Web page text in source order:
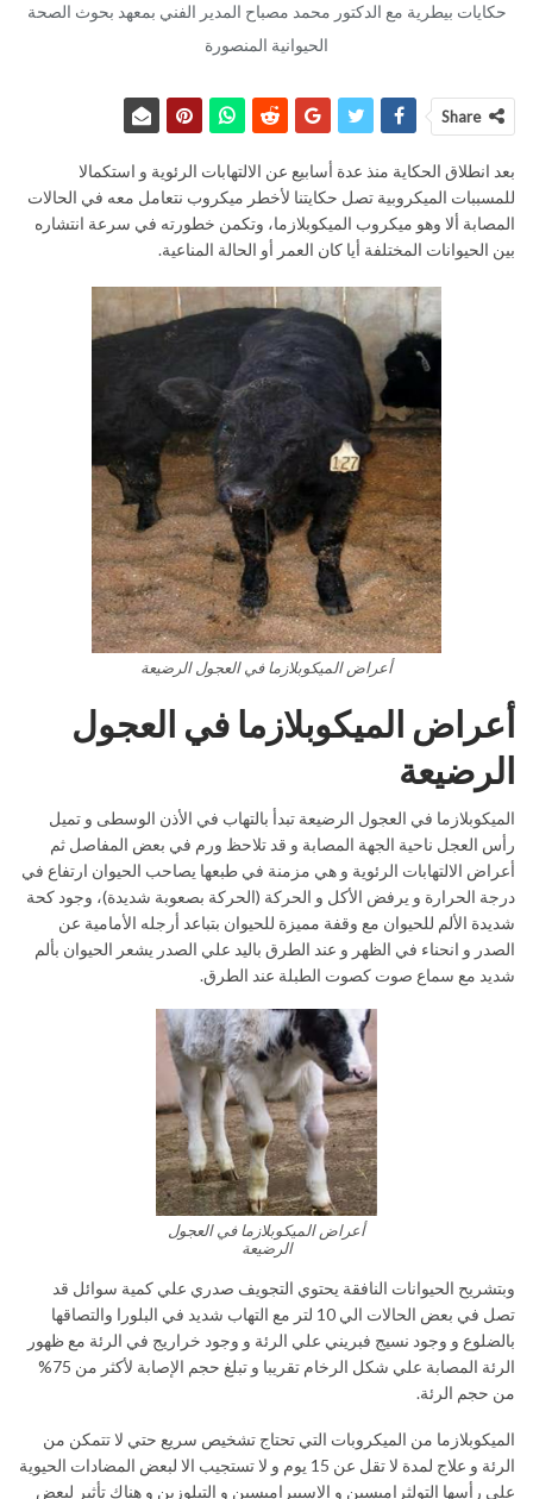
حكايات بيطرية مع الدكتور محمد مصباح المدير الفني بمعهد بحوث الصحة
الحيوانية المنصورة
Share
بعد انطلاق الحكاية منذ عدة أسابيع عن الالتهابات الرئوية و استكمالا
للمسببات الميكروبية تصل حكايتنا لأخطر ميكروب نتعامل معه في الحالات
المصابة ألا وهو ميكروب الميكوبلازما، وتكمن خطورته في سرعة انتشاره
بين الحيوانات المختلفة أيا كان العمر أو الحالة المناعية.
أعراض الميكوبلازما في العجول الرضيعة
أعراض الميكوبلازما في العجول
الرضيعة
الميكوبلازما في العجول الرضيعة تبدأ بالتهاب في الأذن الوسطى و تميل
رأس العجل ناحية الجهة المصابة و قد تلاحظ ورم في بعض المفاصل ثم
أعراض الالتهابات الرئوية و هي مزمنة في طبعها يصاحب الحيوان ارتفاع في
درجة الحرارة و يرفض الأكل و الحركة (الحركة بصعوبة شديدة)، وجود كحة
شديدة الألم للحيوان مع وقفة مميزة للحيوان بتباعد أرجله الأمامية عن
الصدر و انحناء في الظهر و عند الطرق باليد علي الصدر يشعر الحيوان بألم
شديد مع سماع صوت كصوت الطبلة عند الطرق.
أعراض الميكوبلازما في العجول
الرضيعة
وبتشريح الحيوانات النافقة يحتوي التجويف صدري علي كمية سوائل قد
تصل في بعض الحالات الي 10 لتر مع التهاب شديد في البلورا والتصاقها
بالضلوع و وجود نسيج فبريني علي الرئة و وجود خراريج في الرئة مع ظهور
الرئة المصابة علي شكل الرخام تقريبا و تبلغ حجم الإصابة لأكثر من 75%
من حجم الرئة.
الميكوبلازما من الميكروبات التي تحتاج تشخيص سريع حتي لا تتمكن من
الرئة و علاج لمدة لا تقل عن 15 يوم و لا تستجيب الا لبعض المضادات الحيوية
علي رأسها التولثراميسين و الاسبيراميسين و التيلوزين و هناك تأثير لبعض